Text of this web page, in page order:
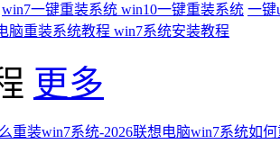
win7一键重装系统 win10一键重装系统 一键
脑重装系统教程 win7系统安装教程
更多
重装win7系统-2026联想电脑win7系统如